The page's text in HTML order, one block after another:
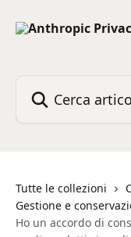
Tutte le collezioni
Gestione e
Ho un accordo di